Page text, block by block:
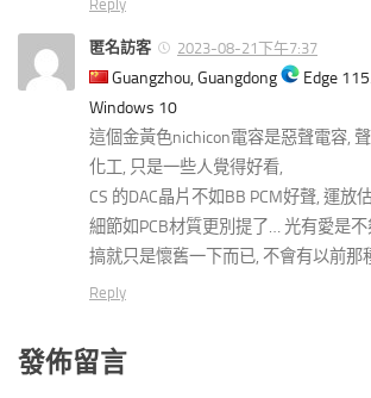
Reply
匿名訪客 2023-08-21下午7:37
Guangzhou, Guangdong
Edge
Windows 10
這個金黃色nichicon電容是惡聲電容,
化工, 只是一些人覺得好看,
CS 的DAC晶片不如BB PCM好聲, 運放
細節如PCB材質更別提了… 光有愛是
搞就只是懷舊一下而已, 不會有以前那
Reply
發佈留言